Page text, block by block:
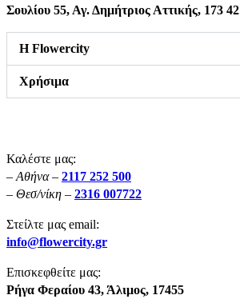
Σουλίου 55, Αγ. Δημήτριος Αττικής, 173 42
Η Flowercity
Χρήσιμα
Καλέστε μας:
– Αθήνα – 2117 252 500
– Θεσ/νίκη – 2316 007722
Στείλτε μας email:
info@flowercity.gr
Επισκεφθείτε μας:
Ρήγα Φεραίου 43,Άλιμος, 17455